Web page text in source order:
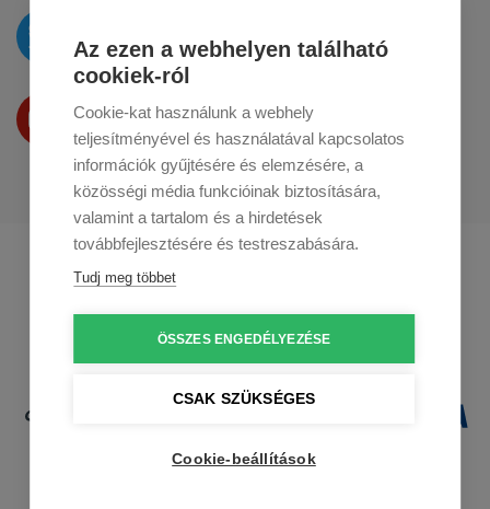
a Twitterentesszük közzé
Termékeinket
a Youtube-on is bemutatjuk
Profikuchar.sk
Profikuchař.cz
Az ezen a webhelyen található
cookiek-ról
Cookie-kat használunk a webhely
teljesítményével és használatával kapcsolatos
információk gyűjtésére és elemzésére, a
közösségi média funkcióinak biztosítására,
valamint a tartalom és a hirdetések
továbbfejlesztésére és testreszabására.
Tudj meg többet
ÖSSZES ENGEDÉLYEZÉSE
CSAK SZÜKSÉGES
Cookie-beállítások